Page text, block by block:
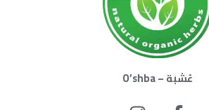
عُشبة – O’shba